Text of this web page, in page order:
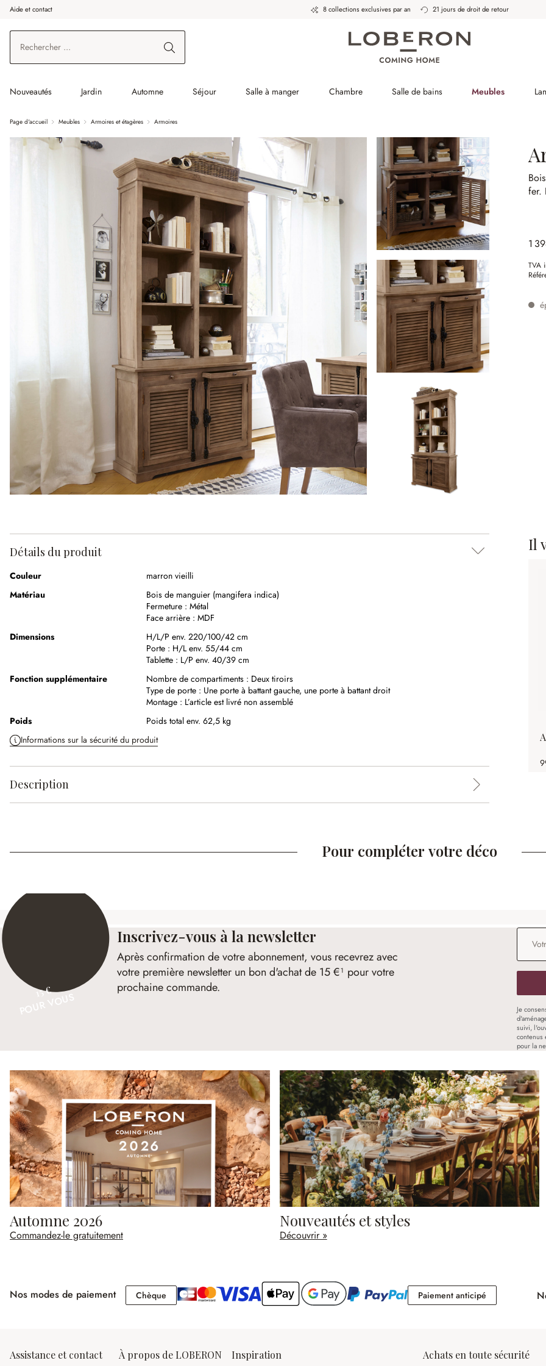
au contenu principal
Aller à la recherche
Aller à la navigation principale
Aide et contact 8 collections exclusives par an 21 jours de droit de retour
Nouveautés Jardin Automne Séjour Salle à manger Chambre Salle de bains Meubles
Page d'accueil Meubles Armoires et étagères Armoires
fer.
1
TVA
Détails du produit
Couleur
marron vieilli
Matériau
Bois de manguier (mangifera indica)
Fermeture : Métal
Face arrière : MDF
Dimensions
H/L/P env. 220/100/42 cm
Porte : H/L env. 55/44 cm
Tablette : L/P env. 40/39 cm
Fonction supplémentaire
Nombre de compartiments : Deux tiroirs
Type de porte : Une porte à battant gauche, une porte à battant droit
Montage : L’article est livré non assemblé
Poids
Poids total env. 62,5 kg
Informations sur la sécurité du produit
Description
Il
Pour compléter votre déco
15 €
Inscrivez-vous à la newsletter
Après confirmation de votre abonnement, vous recevrez avec
votre première newsletter un bon d'achat de 15 €¹ pour votre
prochaine commande.
Adresse
Je
suivi,
contenus
pour la
Automne 2026
Commandez-le gratuitement
Nouveautés et styles
Découvrir »
Nos modes de paiement Chèque Chèque Paiement anticipéPaiement
Assistance et contact À propos de LOBERON Inspiration Achats en toute sécurité